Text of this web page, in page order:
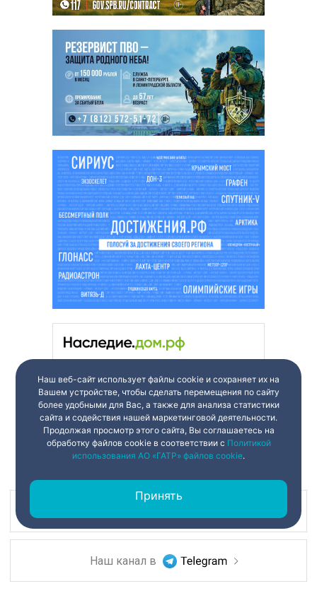
Наш канал в
Наш веб-сайт использует файлы cookie и сохраняет их на
Вашем устройстве, чтобы сделать перемещения по сайту
более удобными для Вас, а также для анализа статистики
сайта и содействия нашей маркетинговой деятельности.
Продолжая просмотр этого сайта, Вы соглашаетесь на
обработку файлов cookie в соответствии с Политикой
использования АО «ГАТР» файлов cookie.
Принять